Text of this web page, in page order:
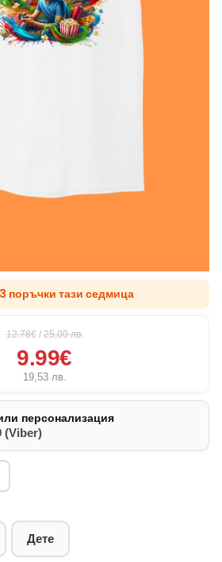
поръчки тази седмица
12.78€ / 25,00лв.
9.99€
19,53 лв.
персонализация
(Viber)
Дете